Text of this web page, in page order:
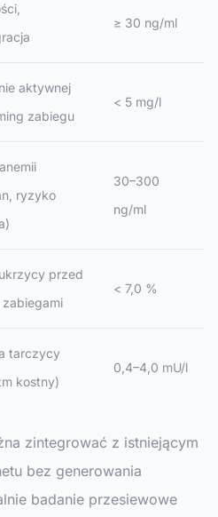
≥ 30 ng/ml
aktywnej
zabiegu
< 5 mg/l
ryzyko
30–300
ng/ml
przed
zabiegami
< 7,0 %
tarczycy
kostny)
0,4–4,0 mU/l
zintegrować z istniejącym
bez generowania
badanie przesiewowe